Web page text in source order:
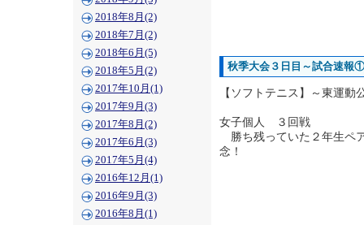
2018年8月(2)
2018年7月(2)
2018年6月(5)
2018年5月(2)
2017年10月(1)
2017年9月(3)
2017年8月(2)
2017年6月(3)
2017年5月(4)
2016年12月(1)
2016年9月(3)
2016年8月(1)
秋季大会３日目～試合速報①
【ソフトテニス】～東運動
女子個人 ３回戦
勝ち残っていた２年生ペ
念！